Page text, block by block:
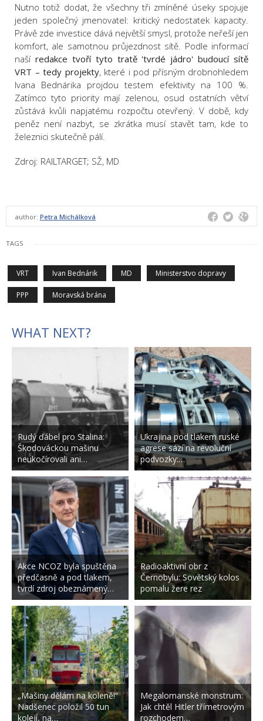
Nutno totiž dodat, že všechny tři zmíněné úseky spojuje
jeden společný jmenovatel: kritický nedostatek kapacity.
Právě zde investice dává největší smysl, protože neřeší jen
komfort, ale samotnou průjezdnost sítě. Podle informací
naší redakce tvoří tyto tratě 'tvrdé jádro' budoucí sítě
VRT – tedy projekty, které i pod přísným drobnohledem
Ivana Bednárika projdou testem efektivity na 100 %.
Zatímco tyto priority mají zelenou, osud ostatních větví
zůstává kvůli napjatému rozpočtu otevřený. V době, kdy
peněz není nazbyt, se zkrátka musí stavět tam, kde to
železnici skutečně pálí.
Zdroj: RAILTARGET; SŽ, MD
author: Petra Michálková
TAGS
VRT Ivan Bednárik MD Ministerstvo dopravy
PPP Moravská brána
WHAT NEXT?
Rudý ďábel pro Stalina:
Škodováckou mašinu
neukočírovali ani…
Akce NCOZ byla spuštěna
předčasně a pod tlakem,
tvrdí zdroj obeznámený…
„Mašiny dělám na koleně!“
Nadšenec položil 50 tun
kolejí, na…
Ukrajina pod tlakem ruské
agrese sází na revoluční
podvozky:…
Radioaktivní obr z
Černobylu: Sovětský kolos
pomalu žere rez
Megalomanské monstrum:
Jak chtěl Hitler třímetrovým
rozchodem…